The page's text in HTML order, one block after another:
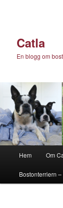
Catla
En blogg om
Hem Om
Bostonterriern